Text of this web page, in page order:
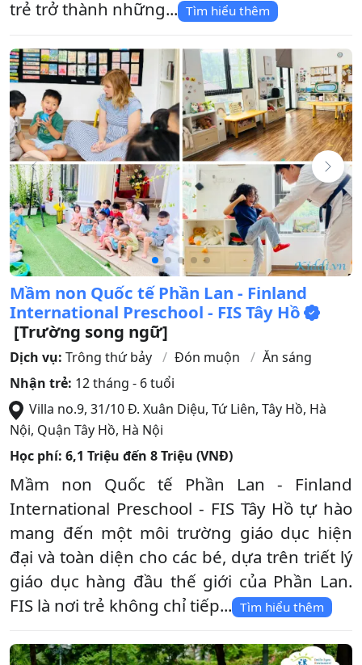
trẻ trở thành những... Tìm hiểu thêm
Mầm non Quốc tế Phần Lan - Finland
International Preschool - FIS Tây Hồ
[Trường song ngữ]
Dịch vụ: Trông thứ bảy Đón muộn
Ăn sáng
Nhận trẻ: 12 tháng - 6 tuổi
Villa no.9, 31/10 Đ. Xuân Diệu, Tứ Liên, Tây Hồ, Hà
Nội, Quận Tây Hồ, Hà Nội
Học phí: 6,1 Triệu đến 8 Triệu (VNĐ)
Mầm non Quốc tế Phần Lan - Finland
International Preschool - FIS Tây Hồ tự hào
mang đến một môi trường giáo dục hiện
đại và toàn diện cho các bé, dựa trên triết lý
giáo dục hàng đầu thế giới của Phần Lan.
FIS là nơi trẻ không chỉ tiếp... Tìm hiểu thêm